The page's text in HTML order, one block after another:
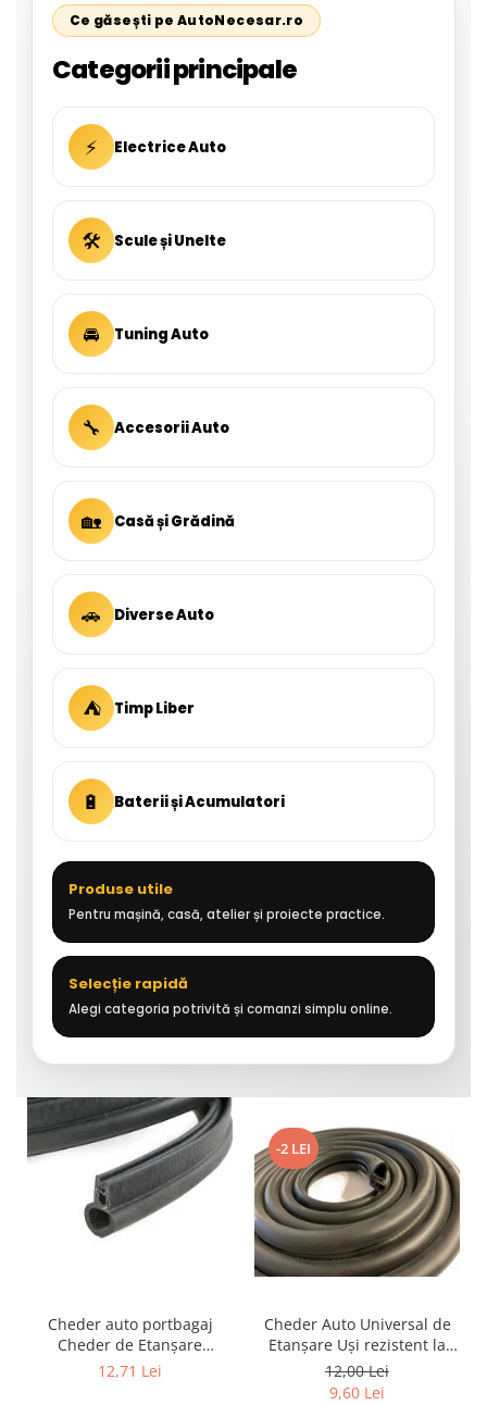
Ce găsești pe AutoNecesar.ro
Categorii principale
⚡ Electrice Auto
🛠 Scule și Unelte
🚘 Tuning Auto
🔧 Accesorii Auto
🏡 Casă și Grădină
🚗 Diverse Auto
⛺ Timp Liber
🔋 Baterii și Acumulatori
Produse utile
Pentru mașină, casă, atelier și proiecte practice.
Selecție rapidă
Alegi categoria potrivită și comanzi simplu online.
Cheder auto portbagaj
Cheder de Etanșare
Profesional din Cauciuc -
12,71 Lei
-2 LEI
Cheder Auto Universal de
Etanșare Uși rezistent la
intemperii, raze UV,
îmbătrânire și temperaturi
12,00 Lei
9,60 Lei